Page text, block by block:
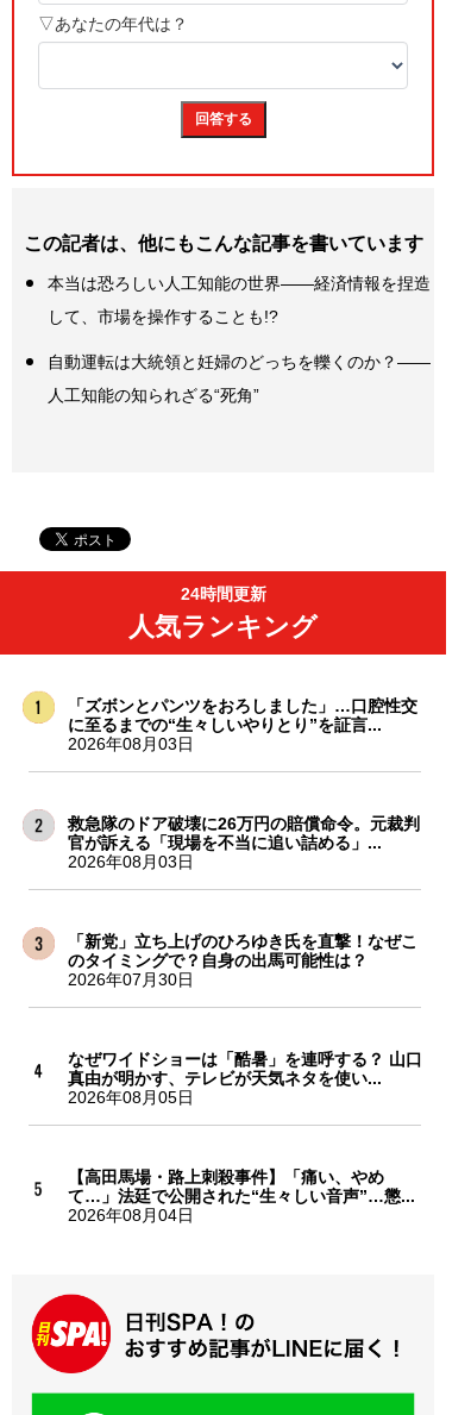
この記者は、他にもこんな記事を書いています
本当は恐ろしい人工知能の世界――経済情報を捏造
して、市場を操作することも!?
自動運転は大統領と妊婦のどっちを轢くのか？――
人工知能の知られざる“死角”
24時間更新
人気ランキング
「ズボンとパンツをおろしました」…口腔性交
に至るまでの“生々しいやりとり”を証言...
2026年08月03日
救急隊のドア破壊に26万円の賠償命令。元裁判
官が訴える「現場を不当に追い詰める」...
2026年08月03日
「新党」立ち上げのひろゆき氏を直撃！なぜこ
のタイミングで？自身の出馬可能性は？
2026年07月30日
なぜワイドショーは「酷暑」を連呼する？ 山口
真由が明かす、テレビが天気ネタを使い...
2026年08月05日
【高田馬場・路上刺殺事件】「痛い、やめ
て…」法廷で公開された“生々しい音声”…懲...
2026年08月04日